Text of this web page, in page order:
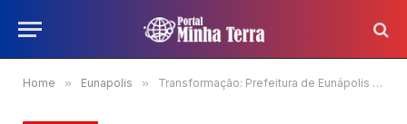
Home » Eunapolis » Transformação: Prefeitura de Eunápolis inicia asfaltamento da Rua Marcílio Dias com mais de 1 km de extensão